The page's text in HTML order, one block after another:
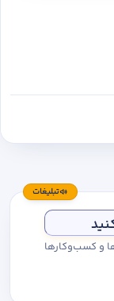
تبلیغات
و کسب‌وکارها